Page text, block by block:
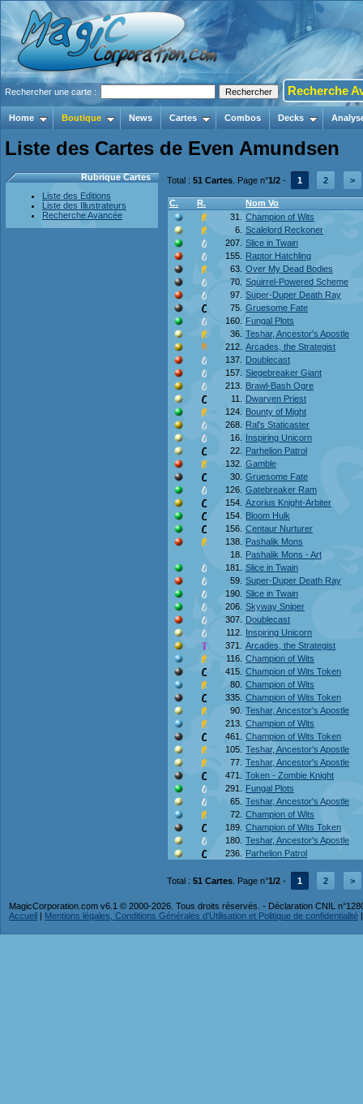
Rechercher une carte : Recherche
Home Boutique News Cartes Combos Decks
Liste des Cartes de Even Amundsen
Rubrique Cartes
Liste des Editions
Liste des Illustrateurs
Recherche Avancée
Total : 51 Cartes . Page n°1/2 - 1 2 >
C. R.
Nom Vo
31.
Champion of Wits
6. Scalelord Reckoner
207. Slice in Twain
155.
Raptor Hatchling
63. Over My Dead Bodies
70. Squirrel-Powered Scheme
97. Super-Duper Death Ray
75. Gruesome Fate
160.
Fungal Plots
36. Teshar, Ancestor's Apostle
212. Arcades, the Strategist
137.
Doublecast
157. Siegebreaker Giant
213.
Brawl-Bash Ogre
11.
Dwarven Priest
124.
Bounty of Might
268. Ral's Staticaster
16.
Inspiring Unicorn
22.
Parhelion Patrol
132. Gamble
30. Gruesome Fate
126. Gatebreaker Ram
154. Azorius Knight-Arbiter
154.
Bloom Hulk
156. Centaur Nurturer
138.
Pashalik Mons
18.
Pashalik Mons - Art
181.
Slice in Twain
59. Super-Duper Death Ray
190. Slice in Twain
206. Skyway Sniper
307.
Doublecast
112.
Inspiring Unicorn
371.
Arcades, the Strategist
116. Champion of Wits
415. Champion of Wits Token
80. Champion of Wits
335. Champion of Wits Token
90. Teshar, Ancestor's Apostle
213. Champion of Wits
461.
Champion of Wits Token
105. Teshar, Ancestor's Apostle
77. Teshar, Ancestor's Apostle
471.
Token - Zombie Knight
291.
Fungal Plots
65. Teshar, Ancestor's Apostle
72. Champion of Wits
189. Champion of Wits Token
180. Teshar, Ancestor's Apostle
236.
Parhelion Patrol
Total : 51 Cartes . Page n°1/2 - 1 2 >
MagicCorporation.com v6.1 © 2000-2026. Tous droits réservés. - Déclaration CNIL
Accueil | Mentions légales, Conditions Générales d'Utilisation et Politique de confidentialité